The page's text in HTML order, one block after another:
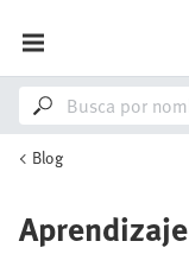
Blog
Aprendizaje